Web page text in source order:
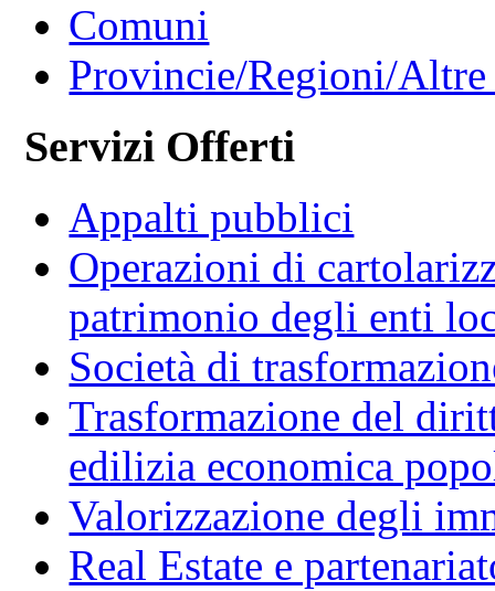
Comuni
Provincie/Regioni/
Servizi Offerti
Appalti pubblici
Operazioni di
patrimonio degli enti
Società di
Trasformazione del
edilizia economica
Valorizzazione degli
Real Estate e